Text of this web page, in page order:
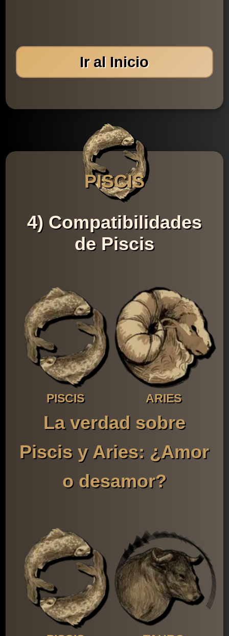
Ir al Inicio
PISCIS
4) Compatibilidades
de Piscis
PISCIS ARIES
La verdad sobre
Piscis y Aries: ¿Amor
o desamor?